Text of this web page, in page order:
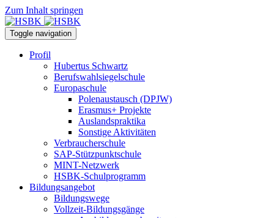
Zum Inhalt springen
Toggle navigation
Profil
Hubertus Schwartz
Berufswahlsiegelschule
Europaschule
Polenaustausch (DPJW)
Erasmus+ Projekte
Auslandspraktika
Sonstige Aktivitäten
Verbraucherschule
SAP-Stützpunktschule
MINT-Netzwerk
HSBK-Schulprogramm
Bildungsangebot
Bildungswege
Vollzeit-Bildungsgänge